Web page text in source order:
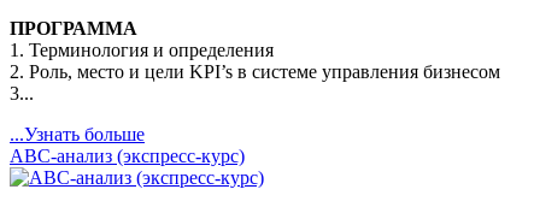
ПРОГРАММА
1. Терминология и определения
2. Роль, место и цели KPI’s в системе управления бизнесом
3...
...Узнать больше
ABC-анализ (экспресс-курс)